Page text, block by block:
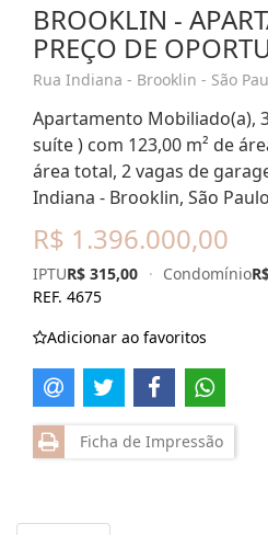
BROOKLIN -
PREÇO DE
Rua Indiana - Brooklin - São
Apartamento Mobiliado(a),
suíte ) com 123,00 m² de
área total, 2 vagas de
Indiana - Brooklin, São
R$ 1.396.000,00
IPTUR$ 315,00 · Condomínio
REF. 4675
Adicionar ao favoritos
Ficha de Impressão